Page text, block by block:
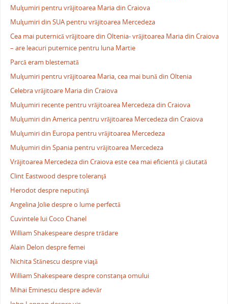
Mulţumiri pentru vrăjitoarea Maria din Craiova
Mulţumiri din SUA pentru vrăjitoarea Mercedeza
Cea mai puternică vrăjitoare din Oltenia- vrăjitoarea Maria din Craiova
– are leacuri puternice pentru luna Martie
Parcă eram blestemată
Mulţumiri pentru vrăjitoarea Maria, cea mai bună din Oltenia
Celebra vrăjitoare Maria din Craiova
Mulţumiri recente pentru vrăjitoarea Mercedeza din Craiova
Mulţumiri din America pentru vrăjitoarea Mercedeza din Craiova
Mulţumiri din Europa pentru vrăjitoarea Mercedeza
Mulţumiri din Spania pentru vrăjitoarea Mercedeza
Vrăjitoarea Mercedeza din Craiova este cea mai eficientă şi căutată
Clint Eastwood despre toleranţă
Herodot despre neputinţă
Angelina Jolie despre o lume perfectă
Cuvintele lui Coco Chanel
William Shakespeare despre trădare
Alain Delon despre femei
Nichita Stănescu despre viaţă
William Shakespeare despre constanţa omului
Mihai Eminescu despre adevăr